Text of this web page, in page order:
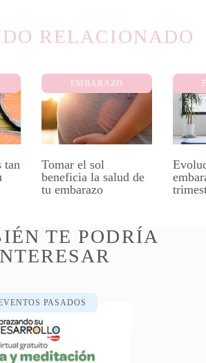
RELACIONADO
tan
EMBARAZO
Tomar el sol
beneficia la salud de
tu embarazo
TE PODRÍA
PASADOS